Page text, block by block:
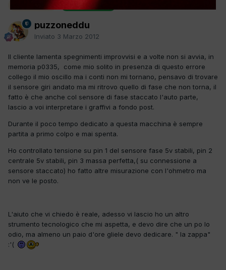
puzzoneddu
Inviato 3 Marzo 2012
Il cliente lamenta spegnimenti improvvisi e a volte non si avvia, in
memoria p0335, come mio solito in presenza di questo errore
collego il mio oscillo ma i conti non mi tornano, pensavo di trovare
il sensore giri andato ma mi ritrovo quello di fase che non torna, il
fatto è che anche col sensore di fase staccato l'auto parte,
lascio a voi interpretare i graffivi a fondo post.
Durante il poco tempo dedicato a questa macchina è sempre
partita a primo colpo e mai spenta.
Ho controllato tensione su pin 1 del sensore fase 5v stabili, pin 2
centrale 5v stabili, pin 3 massa perfetta,( su connessione a
sensore staccato) ho fatto altre misurazione con l'ohmetro ma
non ve le posto.
L'aiuto che vi chiedo è reale, adesso vi lascio ho un altro
strumento tecnologico che mi aspetta, e devo dire che un po lo
odio, ma almeno un paio d'ore gliele devo dedicare. " la zappa"
:'(